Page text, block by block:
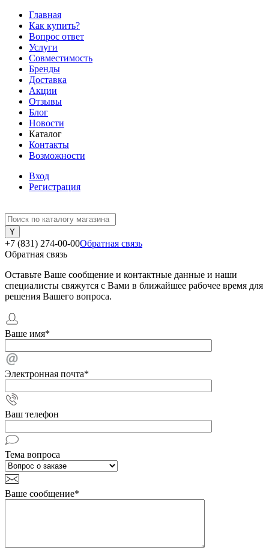
Главная
Как купить?
Вопрос ответ
Услуги
Совместимость
Бренды
Доставка
Акции
Отзывы
Блог
Новости
Каталог
Контакты
Возможности
Вход
Регистрация
+7 (831) 274-00-00Обратная связь
Обратная связь
Оставьте Ваше сообщение и контактные данные и наши
специалисты свяжутся с Вами в ближайшее рабочее время для
решения Вашего вопроса.
Ваше имя*
Электронная почта*
Ваш телефон
Тема вопроса
Ваше сообщение*